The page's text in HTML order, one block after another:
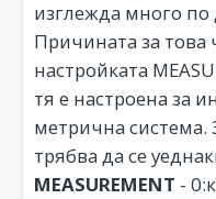
изглежда много
Причината за това
настройката
тя е настроена за
метрична система.
трябва да се
MEASUREMENT -